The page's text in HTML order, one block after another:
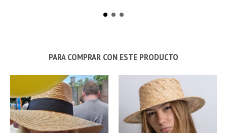
PARA COMPRAR CON ESTE PRODUCTO